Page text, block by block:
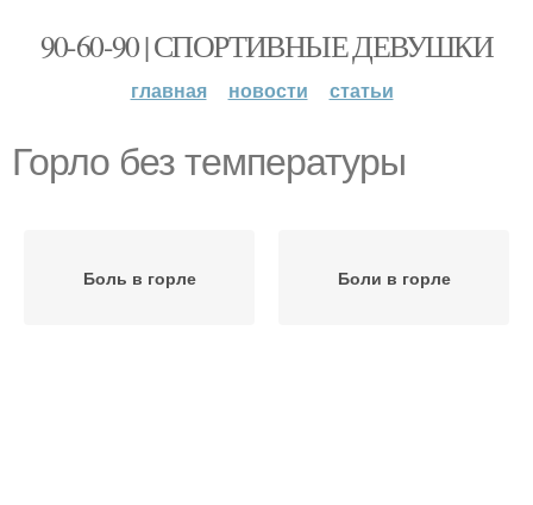
90-60-90 | СПОРТИВНЫЕ ДЕВУШКИ
главная новости статьи
Горло без температуры
Боль в горле Боли в горле